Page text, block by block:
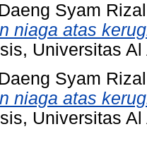
Syam Rizal
niaga atas
Universitas
Syam Rizal
niaga atas
Universitas